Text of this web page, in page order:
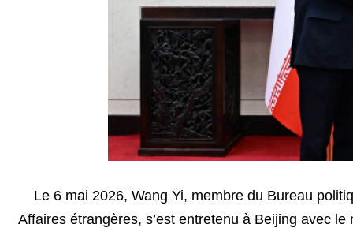
Le 6 mai 2026, Wang Yi, membre du Bureau
Affaires étrangères, s’est entretenu à Beijing avec